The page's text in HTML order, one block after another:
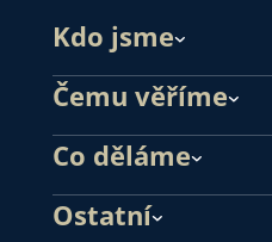
Kdo jsme
Čemu věříme
Co děláme
Ostatní